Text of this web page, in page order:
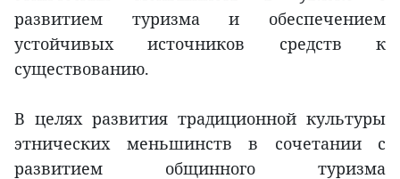
развитием туризма и обеспечением
устойчивых источников средств к
существованию.
В целях развития традиционной культуры
этнических меньшинств в сочетании с
развитием общинного туризма